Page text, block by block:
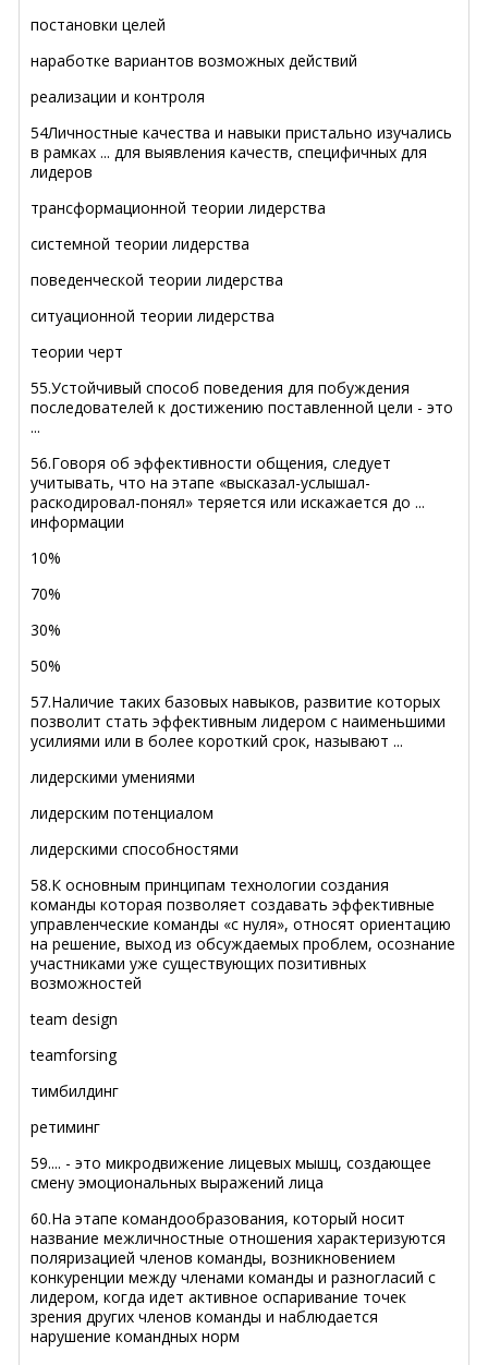
постановки целей
наработке вариантов возможных действий
реализации и контроля
54Личностные качества и навыки пристально изучались
в рамках ... для выявления качеств, специфичных для
лидеров
трансформационной теории лидерства
системной теории лидерства
поведенческой теории лидерства
ситуационной теории лидерства
теории черт
55.Устойчивый способ поведения для побуждения
последователей к достижению поставленной цели - это
...
56.Говоря об эффективности общения, следует
учитывать, что на этапе «высказал-услышал-
раскодировал-понял» теряется или искажается до ...
информации
10%
70%
30%
50%
57.Наличие таких базовых навыков, развитие которых
позволит стать эффективным лидером с наименьшими
усилиями или в более короткий срок, называют ...
лидерскими умениями
лидерским потенциалом
лидерскими способностями
58.К основным принципам технологии создания
команды которая позволяет создавать эффективные
управленческие команды «с нуля», относят ориентацию
на решение, выход из обсуждаемых проблем, осознание
участниками уже существующих позитивных
возможностей
team design
teamforsing
тимбилдинг
ретиминг
59.... - это микродвижение лицевых мышц, создающее
смену эмоциональных выражений лица
60.На этапе командообразования, который носит
название межличностные отношения характеризуются
поляризацией членов команды, возникновением
конкуренции между членами команды и разногласий с
лидером, когда идет активное оспаривание точек
зрения других членов команды и наблюдается
нарушение командных норм